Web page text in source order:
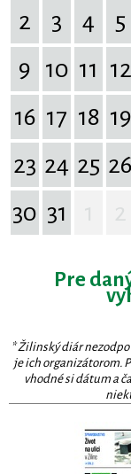
2
3 4 5
9 10 11 12
16 17 18 19
23 24 25 26
30 31
Pre
* Žilinský diár
je ich organizátorom.
vhodné si dátum a